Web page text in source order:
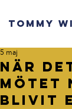
TOMMY
När
mötet
blivit
5 maj